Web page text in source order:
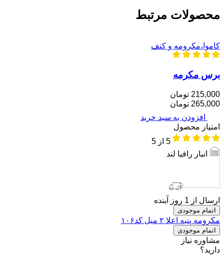
محصولات مرتبط
کاموا،مکرومه و کنف
برس مکرمه
215,000 تومان
265,000 تومان
افزودن به سبد خرید
امتیاز محصول
5 از 5
انبار رافیا لند
ارسال از 1 روز آینده
اتمام موجودی
مکرومه پنبه اعلا ۲ میل کد۱۰۶
اتمام موجودی
مشاوره نیاز
دارید؟